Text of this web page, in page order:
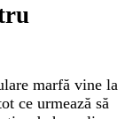
marfă vine la
ce urmează să